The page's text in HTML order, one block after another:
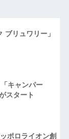
ブリュワリー」
キャンパー
スタート
ポロライオン創